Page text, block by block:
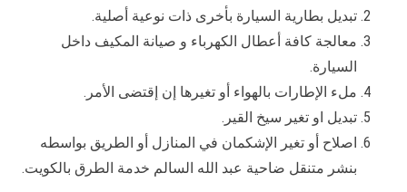
تبديل بطارية السيارة بأخرى ذات نوعية أصلية.
معالجة كافة أعطال الكهرباء و صيانة المكيف داخل
السيارة.
ملء الإطارات بالهواء أو تغيرها إن إقتضى الأمر.
تبديل او تغير سيخ القير.
اصلاح أو تغير الإشكمان في المنازل أو الطريق بواسطه
بنشر متنقل ضاحية عبد الله السالم خدمة الطرق بالكويت.